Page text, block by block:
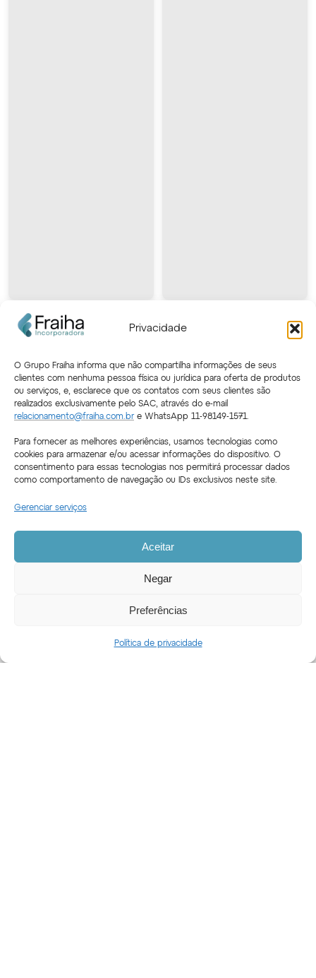
Privacidade
O Grupo Fraiha informa que não compartilha informações de seus
clientes com nenhuma pessoa física ou jurídica para oferta de produtos
ou serviços, e, esclarece que os contatos com seus clientes são
realizados exclusivamente pelo SAC, através do e-mail
relacionamento@fraiha.com.bre WhatsApp 11-98149-1571.
Para fornecer as melhores experiências, usamos tecnologias como
cookies para armazenar e/ou acessar informações do dispositivo. O
consentimento para essas tecnologias nos permitirá processar dados
como comportamento de navegação ou IDs exclusivos neste site.
Gerenciar serviços
Aceitar
Negar
Preferências
Política de privacidade
Siga a Fraiha nas redes sociais
InstagramFacebook LinkedIn Youtube
Credibilidade
Atendimento
Imóveis